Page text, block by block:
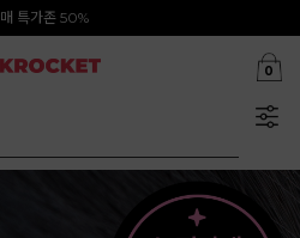
가입 30000원 웰컴쿠폰북
0